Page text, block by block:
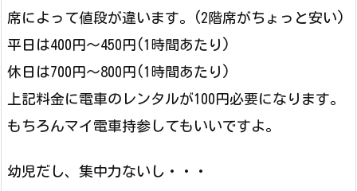
席によって値段が違います。(2階席がちょっと安い)
平日は400円～450円(1時間あたり)
休日は700円～800円(1時間あたり)
上記料金に電車のレンタルが100円必要になります。
もちろんマイ電車持参してもいいですよ。
幼児だし、集中力ないし・・・